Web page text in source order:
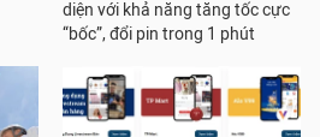
diện với khả năng tăng tốc cực
“bốc”, đổi pin trong 1 phút